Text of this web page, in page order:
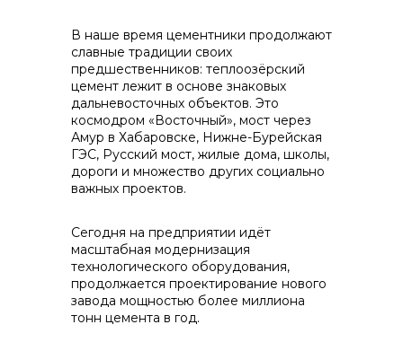
В наше время цементники продолжают
славные традиции своих
предшественников: теплоозёрский
цемент лежит в основе знаковых
дальневосточных объектов. Это
космодром «Восточный», мост через
Амур в Хабаровске, Нижне-Бурейская
ГЭС, Русский мост, жилые дома, школы,
дороги и множество других социально
важных проектов.
Сегодня на предприятии идёт
масштабная модернизация
технологического оборудования,
продолжается проектирование нового
завода мощностью более миллиона
тонн цемента в год.